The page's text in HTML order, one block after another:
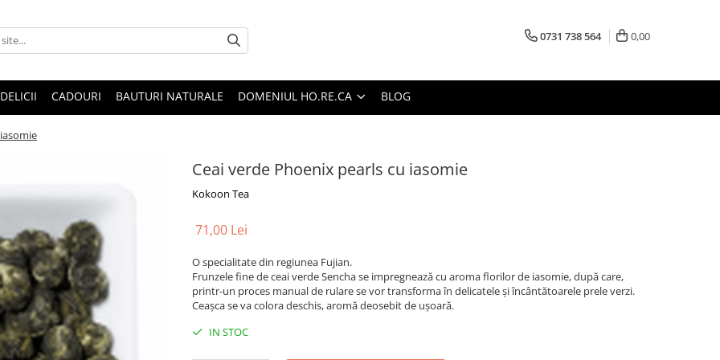
0731 738 564 0,00
DELICII CADOURI BAUTURI NATURALE DOMENIUL HO.RE.CA BLOG
Ceai verde Phoenix pearls cu iasomie
Kokoon Tea
71,00 Lei
O specialitate din regiunea Fujian.
Frunzele fine de ceai verde Sencha se impregnează cu aroma florilor de iasomie, după care,
printr-un proces manual de rulare se vor transforma în delicatele şi încântătoarele prele verzi.
Ceaşca se va colora deschis, aromă deosebit de uşoară.
IN STOC